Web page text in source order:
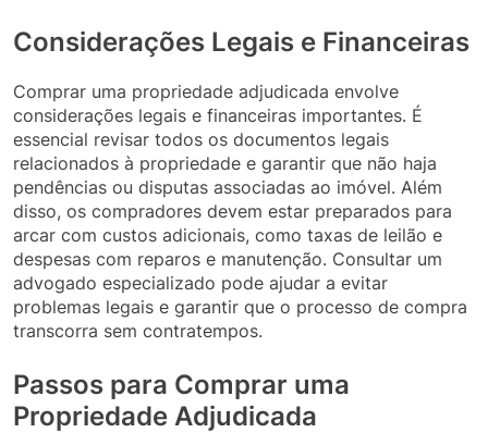
Considerações Legais e Financeiras
Comprar uma propriedade adjudicada envolve
considerações legais e financeiras importantes. É
essencial revisar todos os documentos legais
relacionados à propriedade e garantir que não haja
pendências ou disputas associadas ao imóvel. Além
disso, os compradores devem estar preparados para
arcar com custos adicionais, como taxas de leilão e
despesas com reparos e manutenção. Consultar um
advogado especializado pode ajudar a evitar
problemas legais e garantir que o processo de compra
transcorra sem contratempos.
Passos para Comprar uma
Propriedade Adjudicada